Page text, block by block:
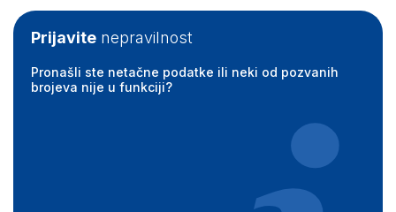
Prijavite nepravilnost
Pronašli ste netačne podatke ili neki od pozvanih
brojeva nije u funkciji?